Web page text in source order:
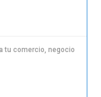
tu comercio, negocio